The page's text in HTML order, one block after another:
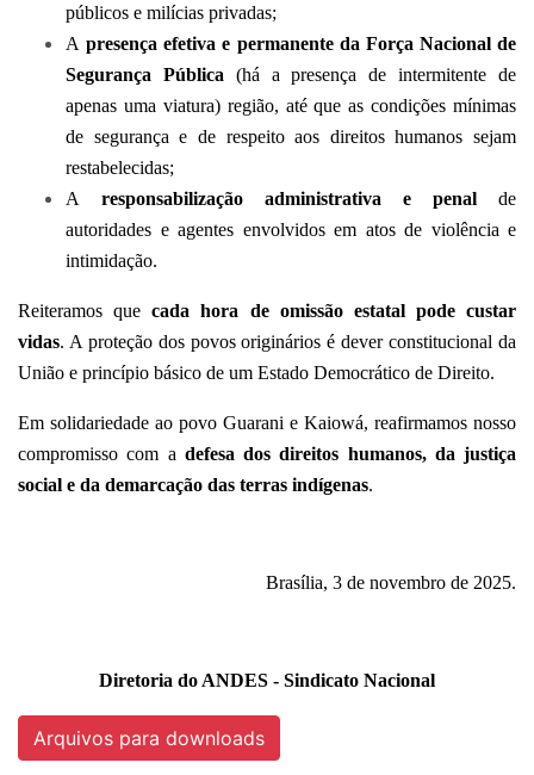
públicos e milícias privadas;
Apresença efetiva e permanente da Força Nacional de
Segurança Pública (há a presença de intermitente de
apenas uma viatura) região, até que as condições mínimas
de segurança e de respeito aos direitos humanos sejam
restabelecidas;
A responsabilização administrativa e penal de
autoridades e agentes envolvidos em atos de violência e
intimidação.
Reiteramos quecada hora de omissão estatal pode custar
vidas. A proteção dos povos originários é dever constitucional da
União e princípio básico de um Estado Democrático de Direito.
Em solidariedade ao povo Guarani e Kaiowá, reafirmamos nosso
compromisso com a defesa dos direitos humanos, da justiça
social e da demarcação das terras indígenas.
Brasília, 3 de novembro de 2025.
Diretoria do ANDES - Sindicato Nacional
Arquivos para downloads